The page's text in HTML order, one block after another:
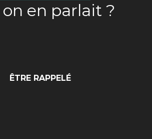
on en parlait ?
ÊTRE RAPPELÉ